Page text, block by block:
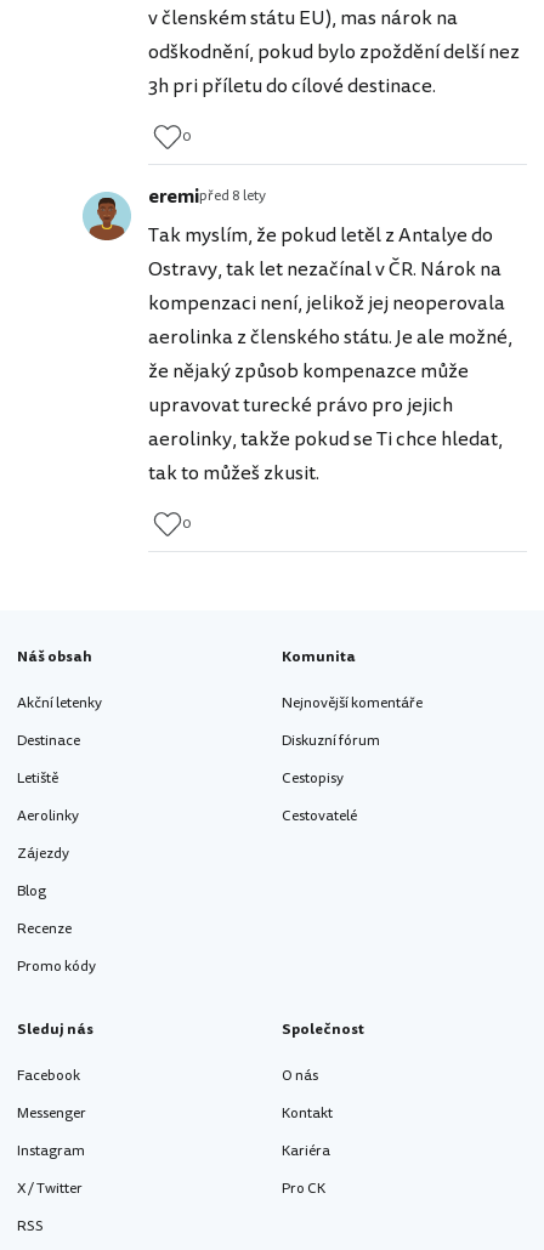
v členském státu EU), mas nárok na
odškodnění, pokud bylo zpoždění delší nez
3h pri příletu do cílové destinace.
0
eremipřed 8 lety
Tak myslím, že pokud letěl z Antalye do
Ostravy, tak let nezačínal v ČR. Nárok na
kompenzaci není, jelikož jej neoperovala
aerolinka z členského státu. Je ale možné,
že nějaký způsob kompenazce může
upravovat turecké právo pro jejich
aerolinky, takže pokud se Ti chce hledat,
tak to můžeš zkusit.
0
Náš obsah
Akční letenky
Destinace
Letiště
Aerolinky
Zájezdy
Blog
Recenze
Promo kódy
Komunita
Nejnovější komentáře
Diskuzní fórum
Cestopisy
Cestovatelé
Sleduj nás
Facebook
Messenger
Instagram
X / Twitter
RSS
Společnost
O nás
Kontakt
Kariéra
Pro CK